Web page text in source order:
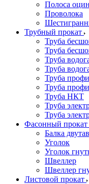
Полоса
Проволока
Трубный прокат
Труба
Труба
Труба
Труба
Труба
Труба
Труба НКТ
Труба
Труба
Фасонный прокат
Балка
Уголок
Уголок
Швеллер
Швеллер
Листовой прокат